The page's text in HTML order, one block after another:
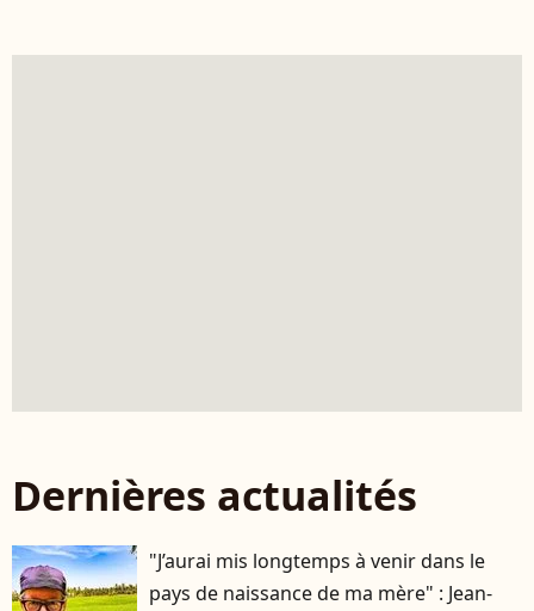
Dernières actualités
"J’aurai mis longtemps à venir dans le
pays de naissance de ma mère" : Jean-